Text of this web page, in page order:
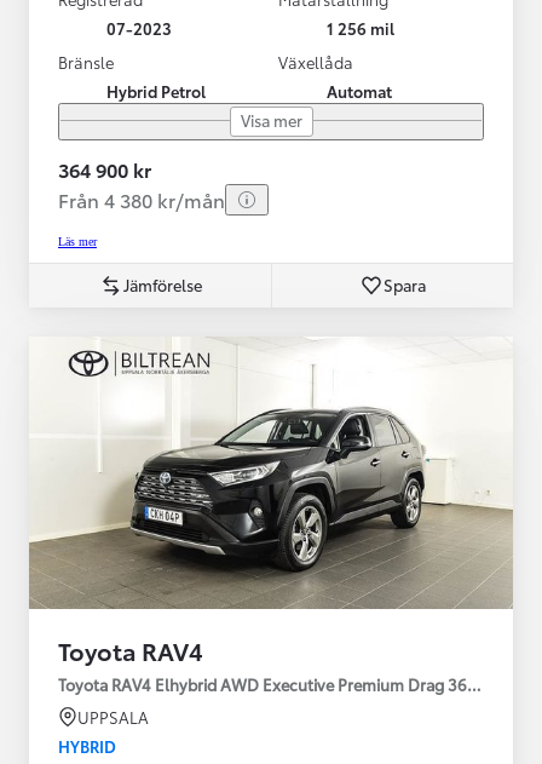
07-2023
1 256 mil
Bränsle
Hybrid Petrol
Växellåda
Automat
Visa mer
364 900 kr
Från 4 380 kr/mån
Läs mer
Jämförelse Spara
Toyota RAV4
Toyota RAV4 Elhybrid AWD Executive Premium Drag 360-kamera
UPPSALA
HYBRID